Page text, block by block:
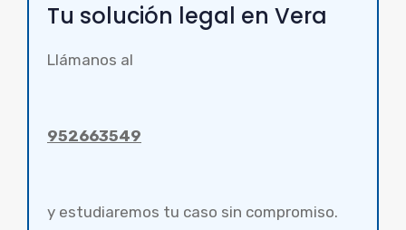
Tu solución legal en Vera
Llámanos al
952663549
y estudiaremos tu caso sin compromiso.